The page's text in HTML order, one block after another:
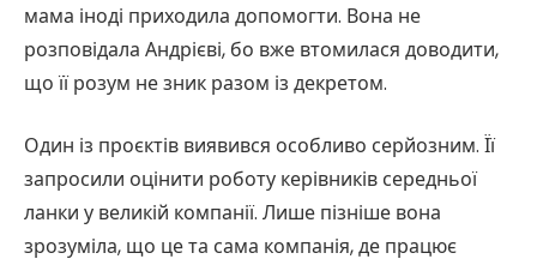
мама іноді приходила допомогти. Вона не
розповідала Андрієві, бо вже втомилася доводити,
що її розум не зник разом із декретом.
Один із проєктів виявився особливо серйозним. Її
запросили оцінити роботу керівників середньої
ланки у великій компанії. Лише пізніше вона
зрозуміла, що це та сама компанія, де працює